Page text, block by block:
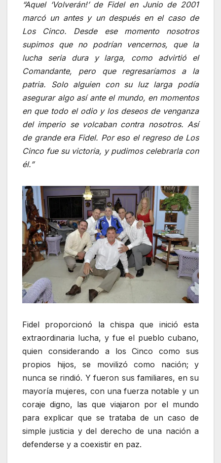
“Aquel ‘Volverán!’ de Fidel en Junio de 2001
marcó un antes y un después en el caso de
Los Cinco. Desde ese momento nosotros
supimos que no podrían vencernos, que la
lucha seria dura y larga, como advirtió el
Comandante, pero que regresaríamos a la
patria. Solo alguien con su luz larga podía
asegurar algo así ante el mundo, en momentos
en que todo el odio y los deseos de venganza
del imperio se volcaban contra nosotros. Así
de grande era Fidel. Por eso el regreso de Los
Cinco fue su victoria, y pudimos celebrarla con
él.”
Fidel proporcionó la chispa que inició esta
extraordinaria lucha, y fue el pueblo cubano,
quien considerando a los Cinco como sus
propios hijos, se movilizó como nación; y
nunca se rindió. Y fueron sus familiares, en su
mayoría mujeres, con una fuerza notable y un
coraje digno, las que viajaron por el mundo
para explicar que se trataba de un caso de
simple justicia y del derecho de una nación a
defenderse y a coexistir en paz.